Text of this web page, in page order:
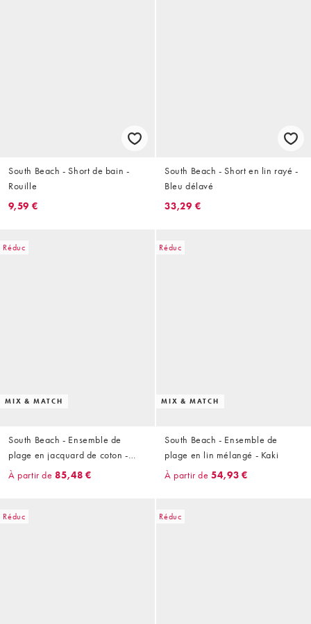
South Beach - Short de bain -
Rouille
9,59 €
South Beach - Short en lin rayé -
Bleu délavé
33,29 €
Réduc
MIX & MATCH
South Beach - Ensemble de
plage en jacquard de coton -
Bordeaux
À partir de 85,48 €
Réduc
MIX & MATCH
South Beach - Ensemble de
plage en lin mélangé - Kaki
À partir de 54,93 €
Réduc Réduc